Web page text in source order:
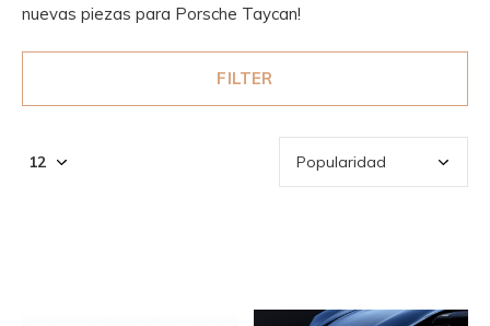
nuevas piezas para Porsche Taycan!
FILTER